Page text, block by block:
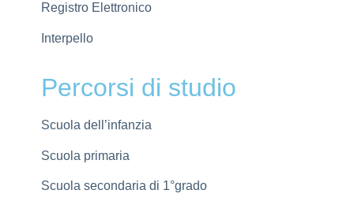
Registro Elettronico
Interpello
Percorsi di studio
Scuola dell’infanzia
Scuola primaria
Scuola secondaria di 1°grado